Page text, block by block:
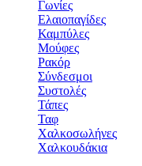
Γωνίες
Ελαιοπαγίδες
Καμπύλες
Μούφες
Ρακόρ
Σύνδεσμοι
Συστολές
Τάπες
Ταφ
Χαλκοσωλήνες
Χαλκουδάκια